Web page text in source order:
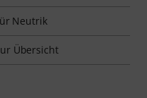
Neutrik
Übersicht